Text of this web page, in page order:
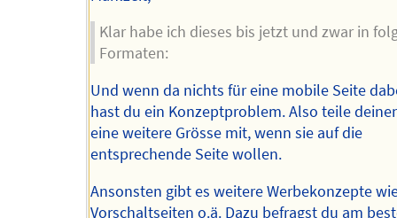
Klar habe ich dieses bis jetzt und zwar in
Formaten:
Und wenn da nichts für eine mobile Seite
hast du ein Konzeptproblem. Also teile
eine weitere Grösse mit, wenn sie auf die
entsprechende Seite wollen.
Ansonsten gibt es weitere Werbekonzepte
Vorschaltseiten o.ä. Dazu befragst du am